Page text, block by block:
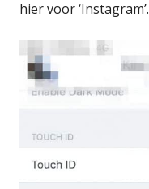
hier voor ‘Instagram’.